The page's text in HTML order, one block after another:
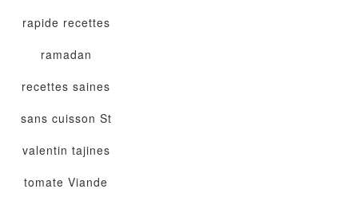
rapide recettes
ramadan
recettes saines
sans cuisson St
valentin tajines
tomate Viande